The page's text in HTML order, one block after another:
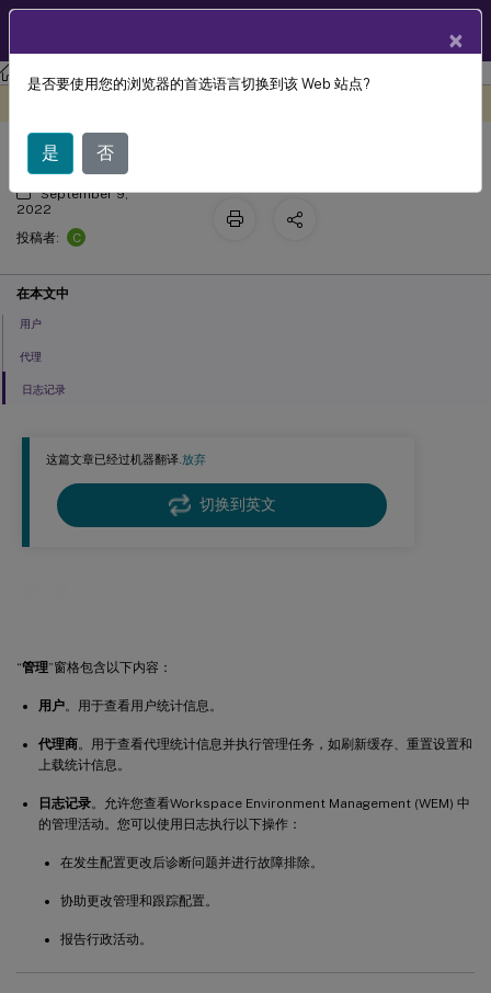
工作区环境管理 Workspace Environment Management 服务
这篇文章已经过机器翻译.放弃
切换到英文
“管理”窗格包含以下内容：
用户。用于查看用户统计信息。
代理商。用于查看代理统计信息并执行管理任务，如刷新缓存、重置设置和
上载统计信息。
日志记录。允许您查看Workspace Environment Management (WEM) 中
的管理活动。您可以使用日志执行以下操作：
在发生配置更改后诊断问题并进行故障排除。
协助更改管理和跟踪配置。
报告行政活动。
管理
September 9,
2022
投稿者:
C
在本文中
用户
代理
日志记录
×
是否要使用您的浏览器的首选语言切换到该 Web 站点?
是 否